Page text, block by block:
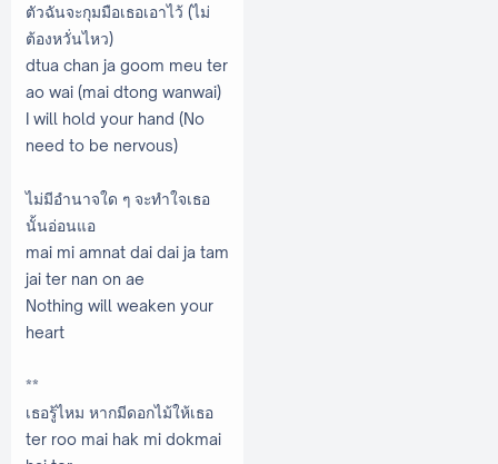
ตัวฉันจะกุมมือเธอเอาไว้ (ไม่
ต้องหวั่นไหว)
dtua chan ja goom meu ter
ao wai (mai dtong wanwai)
I will hold your hand (No
need to be nervous)
ไม่มีอำนาจใด ๆ จะทำใจเธอ
นั้นอ่อนแอ
mai mi amnat dai dai ja tam
jai ter nan on ae
Nothing will weaken your
heart
**
เธอรู้ไหม หากมีดอกไม้ให้เธอ
ter roo mai hak mi dokmai